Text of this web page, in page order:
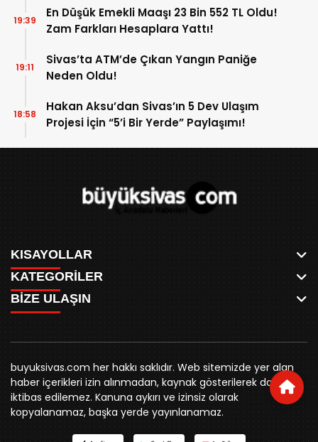
En Düşük Emekli Maaşı 23 Bin 552 TL Oldu!
Zam Farkları Hesaplara Yattı!
19:39
Sivas’ta ATM’de Çıkan Yangın Paniğe
Neden Oldu!
19:11
Hakan Aksu’dan Sivas’ın 5 Dev Ulaşım
Projesi İçin “5’i Bir Yerde” Paylaşımı!
18:58
KISAYOLLAR
ANASAYFA
AKSU CANLI
MEYDAN CANLI
MEDRESELER CANLI
MERAKÜM CANLI
YUKARI TEKKE CANLI
KURUMSAL KİMLİK
REKLAM FİYATLARI
BİZE ULAŞIN
KÜNYE
KATEGORİLER
WHATSAPP
SPOR
SİYASET
BELEDİYE
SİVAS VALİLİĞİ
ÜNİVERSİTE
KURUMLAR
STK
YORUM
BİZE ULAŞIN
0346 221 00 60
buyuksivashaber@gmail.com
Örtülüpınar Mah. İnönü Bulvarı Özkahya Apt. Kat:3 D:7
Sivas
buyuksivas.com her hakkı saklıdır. Web sitemizde yer alan
haber içerikleri izin alınmadan, kaynak gösterilerek dahi
iktibas edilemez. Kanuna aykırı ve izinsiz olarak
kopyalanamaz, başka yerde yayınlanamaz.